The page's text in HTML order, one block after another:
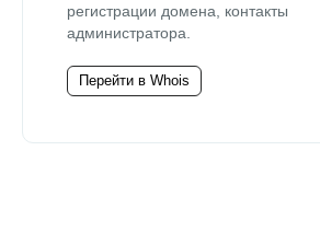
регистрации домена, контакты
администратора.
Перейти в Whois